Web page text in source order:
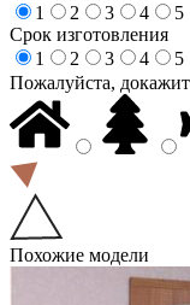
1
2 3 4
5
Срок изготовления
1
2 3 4
5
Пожалуйста,
Похожие модели